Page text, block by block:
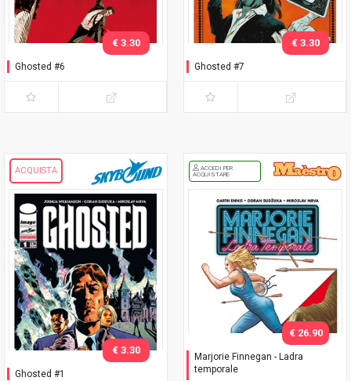
Ghosted #6
€ 3.30
Ghosted #7
€ 3.30
ACQUISTA
Ghosted #1
€ 3.30
ACCEDI PER
ACQUISTARE
Marjorie Finnegan - Ladra
temporale
€ 26.90